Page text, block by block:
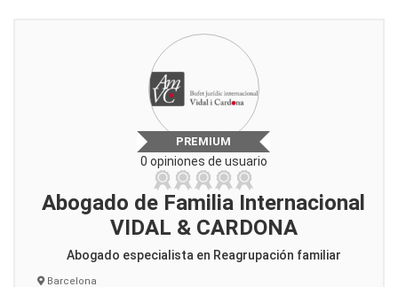
PREMIUM
0 opiniones de usuario
Abogado de Familia Internacional
VIDAL & CARDONA
Abogado especialista en Reagrupación familiar
Barcelona